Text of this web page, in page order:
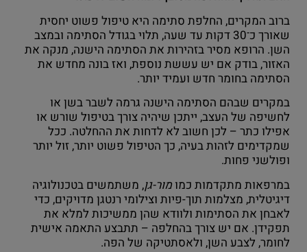
ברוב המקרים, החלפת סתימה היא טיפול פשוט יחסית
שאורך כ־30 דקות עד שעה, תלוי בגודל הסתימה ובמצב
השן. הרופא מסיר בזהירות את הסתימה הישנה, מנקה את
האזור, בודק אם יש עששת נוספת, ואז בונה מחדש את
הסתימה בחומר חדש ועמיד יותר.
במקרים שבהם הסתימה הישנה גרמה לשבר בשן או
לחשיפה של העצב, ייתכן שיהיה צורך בטיפול שורש או
אפילו כתר – לכן חשוב לא לדחות את ההחלטה. ככל
שמקדימים לזהות בעיה, כך הטיפול פשוט יותר, זול יותר
ופולשני פחות.
במרפאות מתקדמות כמו מור-גן, משתמשים בטכנולוגיה
דיגיטלית, מצלמות תוך-פיות וצילומי רנטגן מדויקים, כדי
לאבחן את הסתימות ולוודא שהן ממשיכות למלא את
תפקידן. אם יש צורך בהחלפה – תתבצע התאמה אישית
לחומר, לצבע השן, ולאסתטיקה של הפה.